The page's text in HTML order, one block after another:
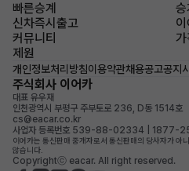
빠른승계
신차즉시출고
커뮤니티
제원
개인정보처리방침이용약관채용공고공지
주식회사 이어카
대표 유우재
인천광역시 부평구 주부토로 236, D동 1514호
cs@eacar.co.kr
사업자 등록번호 539-88-02334 | 1877-
이어카는 통신판매 중개자로서 통신판매의 당사자가 아
않습니다.
Copyrightⓒ eacar. All right reserved.